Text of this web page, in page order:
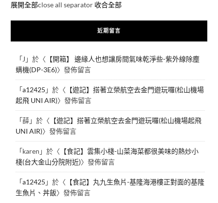
展開全部close all separator 收合全部
近期留言
「J 」於〈 【開箱】 邊緣人也想讓房間氣味乾淨些-紫外線除塵
螨機(DP-3E6)〉發佈留言
「a12425 」於〈 【遊記】搭著立榮航空去金門遊玩囉(松山機場
起飛 UNI AIR)〉發佈留言
「薛」於〈 【遊記】搭著立榮航空去金門遊玩囉(松山機場起飛
UNI AIR)〉發佈留言
「karen 」於〈 【食記】雲集小棧-山菜海菜都很美味的熱炒小
棧(台大金山分院附近)〉發佈留言
「a12425 」於〈 【食記】丸九生魚片-基隆海港樓正對面的基隆
生魚片、丼飯〉發佈留言